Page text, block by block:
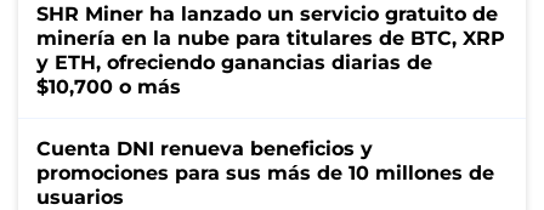
SHR Miner ha lanzado un servicio gratuito de
minería en la nube para titulares de BTC, XRP
y ETH, ofreciendo ganancias diarias de
$10,700 o más
Cuenta DNI renueva beneficios y
promociones para sus más de 10 millones de
usuarios